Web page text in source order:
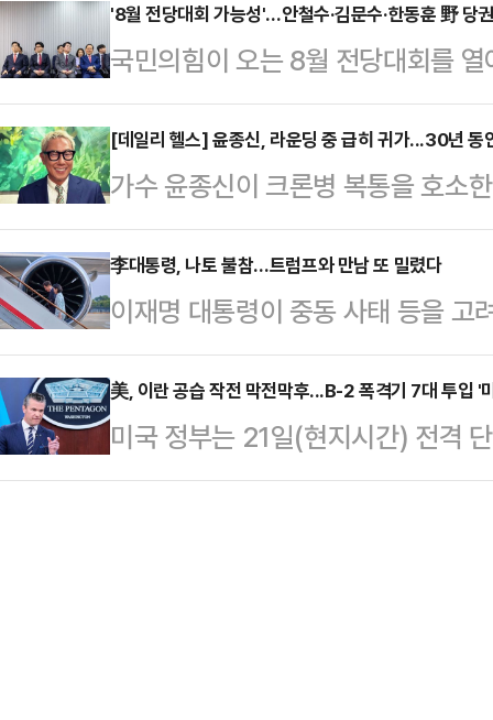
결정한 데 대해 "실리 외교를 말하
했다.한동훈 전 대표는 22일 페이
다"며 "피한다고 피해지지 않는다"
은 이날 "대통령은 취임 이후의 산
상회의 참석을 최대한 적극적으로
내 현안과 중동 사…
'8월 전당대회 가능성'…안철수·김문수·한동훈 野 당
국민의힘이 오는 8월 전당대회를
닥을 잡으면서 당권 주자들의 움직
을 필두로 김용태 비대위원장, 김문
대표 등이 물밑 지지 기반을 끌어모
위한 포석을 다지는 것으로 풀이된
힘 의원은 전날(21일) 지역구인 경
진행했다. '철수형은 듣고 싶어서'
역을 찾아 …
[데일리 헬스] 윤종신, 라운딩 중 급히 귀가...30년 동
가수 윤종신이 크론병 복통을 호소
다.윤종신은 지난 21일 자신의
일행들과 식사 못하고 그냥 왔다.
다"라고 말했다.그는 "네가 날 찾아
안지는 20년 전, 이젠 친구 같다.
다.윤종신은 지난 2012년 SBS '힐
병 투병을 고백한 바 있다.당시 윤
李대통령, 나토 불참…트럼프와 만남 또 밀렸다
이재명 대통령이 중동 사태 등을 고
(NATO·나토) 정상회의에 참석하
상회의에 이어 나토 정상회의에서
는 불발됐다. 트럼프 대통령과의
국을 찾아 한미정상회담을 통해 이
美, 이란 공습 작전 막전막후...B-2 폭격기 7대 투입 '
미국 정부는 21일(현지시간) 전격
련해 미군 B-2 폭격기 7대가 벙커